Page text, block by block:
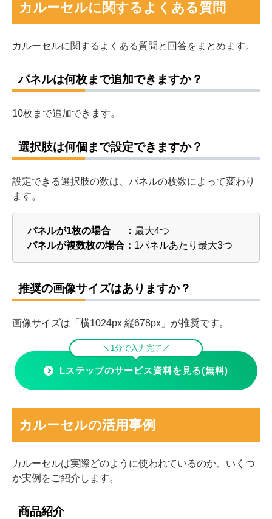
カルーセルに関するよくある質問
カルーセルに関するよくある質問と回答をまとめます。
パネルは何枚まで追加できますか？
10枚まで追加できます。
選択肢は何個まで設定できますか？
設定できる選択肢の数は、パネルの枚数によって変わり
ます。
パネルが1枚の場合 ： 最大4つ
パネルが複数枚の場合： 1パネルあたり最大3つ
推奨の画像サイズはありますか？
画像サイズは「横1024px 縦678px」が推奨です。
＼1分で入力完了／
Lステップのサービス資料を見る(無料)
カルーセルの活用事例
カルーセルは実際どのように使われているのか、いくつ
か実例をご紹介します。
商品紹介